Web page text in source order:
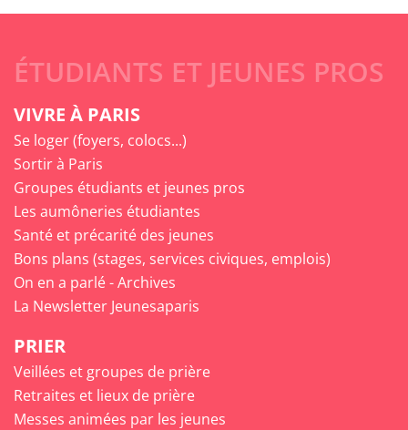
ÉTUDIANTS ET JEUNES PROS
VIVRE À PARIS
Se loger (foyers, colocs...)
Sortir à Paris
Groupes étudiants et jeunes pros
Les aumôneries étudiantes
Santé et précarité des jeunes
Bons plans (stages, services civiques, emplois)
On en a parlé - Archives
La Newsletter Jeunesaparis
PRIER
Veillées et groupes de prière
Retraites et lieux de prière
Messes animées par les jeunes